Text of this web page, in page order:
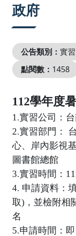
政府
公告類別： 實
點閱數： 1458
112學年度
1.實習公司：
2.實習部門：
心、岸內影視
圖書館總館
3.實習時間：
4. 申請資料：
取)，並檢附相
名
5.申請時間：